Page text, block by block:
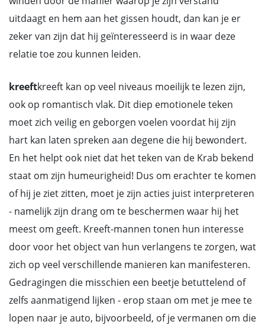
uitdaagt en hem aan het gissen houdt, dan kan je er
zeker van zijn dat hij geïnteresseerd is in waar deze
relatie toe zou kunnen leiden.
kreeftkreeft kan op veel niveaus moeilijk te lezen zijn,
ook op romantisch vlak. Dit diep emotionele teken
moet zich veilig en geborgen voelen voordat hij zijn
hart kan laten spreken aan degene die hij bewondert.
En het helpt ook niet dat het teken van de Krab bekend
staat om zijn humeurigheid! Dus om erachter te komen
of hij je ziet zitten, moet je zijn acties juist interpreteren
- namelijk zijn drang om te beschermen waar hij het
meest om geeft. Kreeft-mannen tonen hun interesse
door voor het object van hun verlangens te zorgen, wat
zich op veel verschillende manieren kan manifesteren.
Gedragingen die misschien een beetje betuttelend of
zelfs aanmatigend lijken - erop staan om met je mee te
lopen naar je auto, bijvoorbeeld, of je vermanen om die